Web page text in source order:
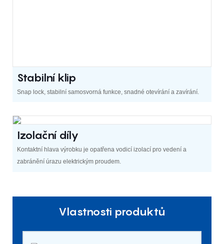
Stabilní klip
Snap lock, stabilní samosvorná funkce, snadné otevírání a zavírání.
Izolační díly
Kontaktní hlava výrobku je opatřena vodicí izolací pro vedení a
zabránění úrazu elektrickým proudem.
Vlastnosti produktů